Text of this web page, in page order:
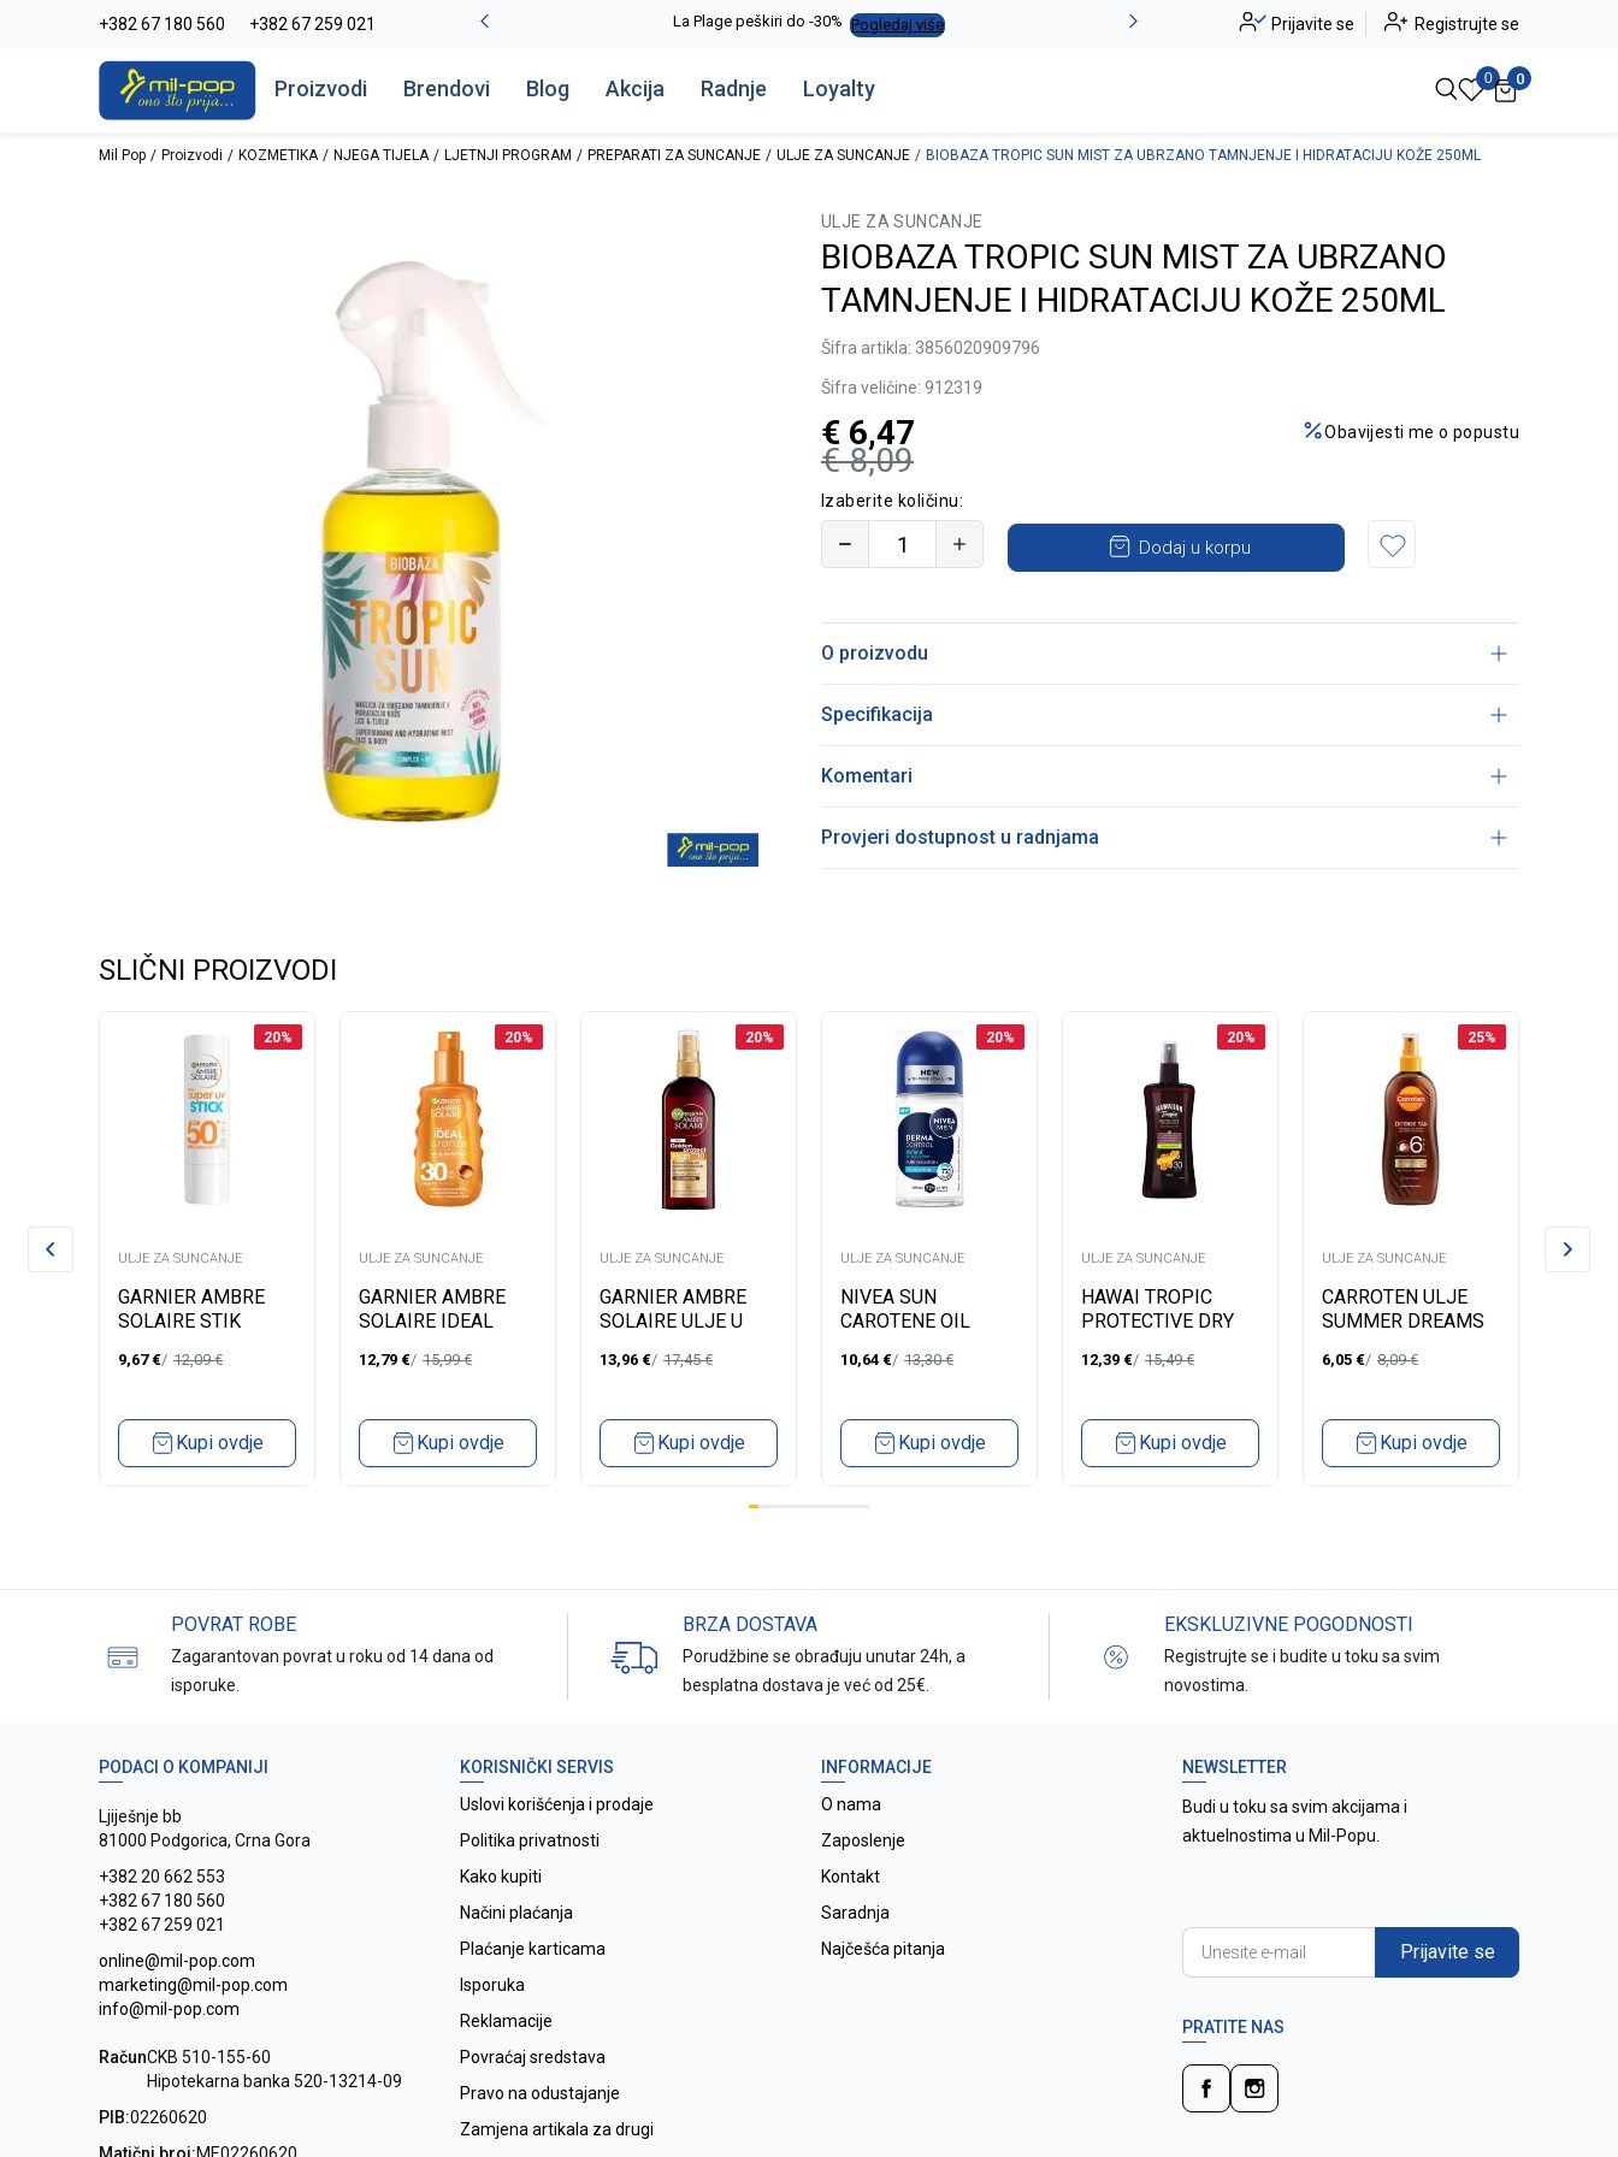
+382 67 180 560 +382 67 259 021
-20% na kompletan asortiman Pogledaj više La Plage peškiri do -30% Pogledaj više Alma Ras do -50% Pogledaj više
Prijavite se Registrujte se
Proizvodi Brendovi Blog Akcija Radnje Loyalty 0 0
Mil Pop Proizvodi KOZMETIKA NJEGA TIJELA LJETNJI PROGRAM PREPARATI ZA SUNCANJE ULJE ZA SUNCANJE BIOBAZA TROPIC SUN MIST ZA UBRZANO TAMNJENJE I HIDRATACIJU KOŽE 250ML
ULJE ZA SUNCANJE
BIOBAZA TROPIC SUN MIST ZA UBRZANO
TAMNJENJE I HIDRATACIJU KOŽE 250ML
Šifra artikla: 3856020909796
Šifra veličine: 912319
€ 8,09
€ 6,47 Obavijesti me o popustu
Izaberite količinu:
Dodaj u korpu
O proizvodu
Specifikacija
Komentari
Provjeri dostupnost u radnjama
SLIČNI PROIZVODI
20%
ULJE ZA SUNCANJE
GARNIER AMBRE
SOLAIRE STIK
9,67 € 12,09€
Kupi ovdje
20%
ULJE ZA SUNCANJE
GARNIER AMBRE
SOLAIRE IDEAL
SPRAY SPF 30
12,79 € 15,99€
Kupi ovdje
20%
ULJE ZA SUNCANJE
GARNIER AMBRE
SOLAIRE ULJE U
150ML
13,96 € 17,45€
Kupi ovdje
20%
ULJE ZA SUNCANJE
NIVEA SUN
CAROTENE OIL
10,64 € 13,30€
Kupi ovdje
20%
ULJE ZA SUNCANJE
HAWAI TROPIC
PROTECTIVE DRY
200ML
12,39 € 15,49€
Kupi ovdje
25%
ULJE ZA SUNCANJE
CARROTEN ULJE
SUMMER DREAMS
6,05 € 8,09€
Kupi ovdje
ULJE ZA
POVRAT ROBE
Zagarantovan povrat u roku od 14 dana od
isporuke.
BRZA DOSTAVA
Porudžbine se obrađuju unutar 24h, a
besplatna dostava je već od 25€.
EKSKLUZIVNE POGODNOSTI
Registrujte se i budite u toku sa svim
novostima.
PODACI O KOMPANIJI
Ljiješnje bb
81000 Podgorica, Crna Gora
+382 20 662 553
+382 67 180 560
+382 67 259 021
online@mil-pop.com
marketing@mil-pop.com
info@mil-pop.com
RačunCKB 510-155-60
Hipotekarna banka 520-13214-09
PIB:02260620
KORISNIČKI SERVIS
Uslovi korišćenja i prodaje
Politika privatnosti
Kako kupiti
Načini plaćanja
Plaćanje karticama
Isporuka
Reklamacije
Povraćaj sredstava
Pravo na odustajanje
Zamjena artikala za drugi
INFORMACIJE
O nama
Zaposlenje
Kontakt
Saradnja
Najčešća pitanja
NEWSLETTER
Budi u toku sa svim akcijama i
aktuelnostima u Mil-Popu.
Prijavite se
PRATITE NAS